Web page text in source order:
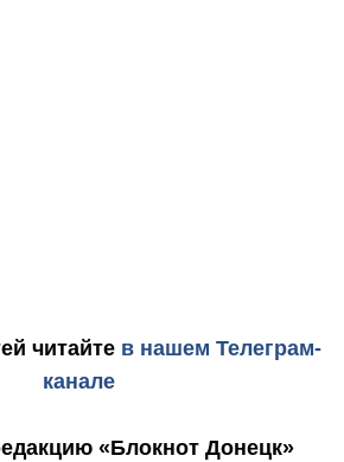
читайте в нашем Телеграм-
канале
«Блокнот Донецк»